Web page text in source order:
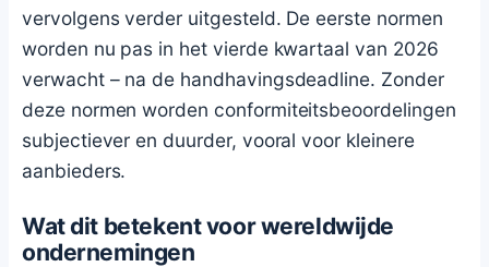
vervolgens verder uitgesteld. De eerste normen
worden nu pas in het vierde kwartaal van 2026
verwacht – na de handhavingsdeadline. Zonder
deze normen worden conformiteitsbeoordelingen
subjectiever en duurder, vooral voor kleinere
aanbieders.
Wat dit betekent voor wereldwijde
ondernemingen